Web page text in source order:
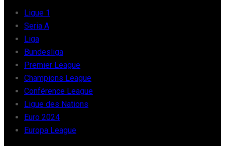
Ligue 1
Seria A
Liga
Bundesliga
Premier League
Champions League
Conférence League
Ligue des Nations
Euro 2024
Europa League